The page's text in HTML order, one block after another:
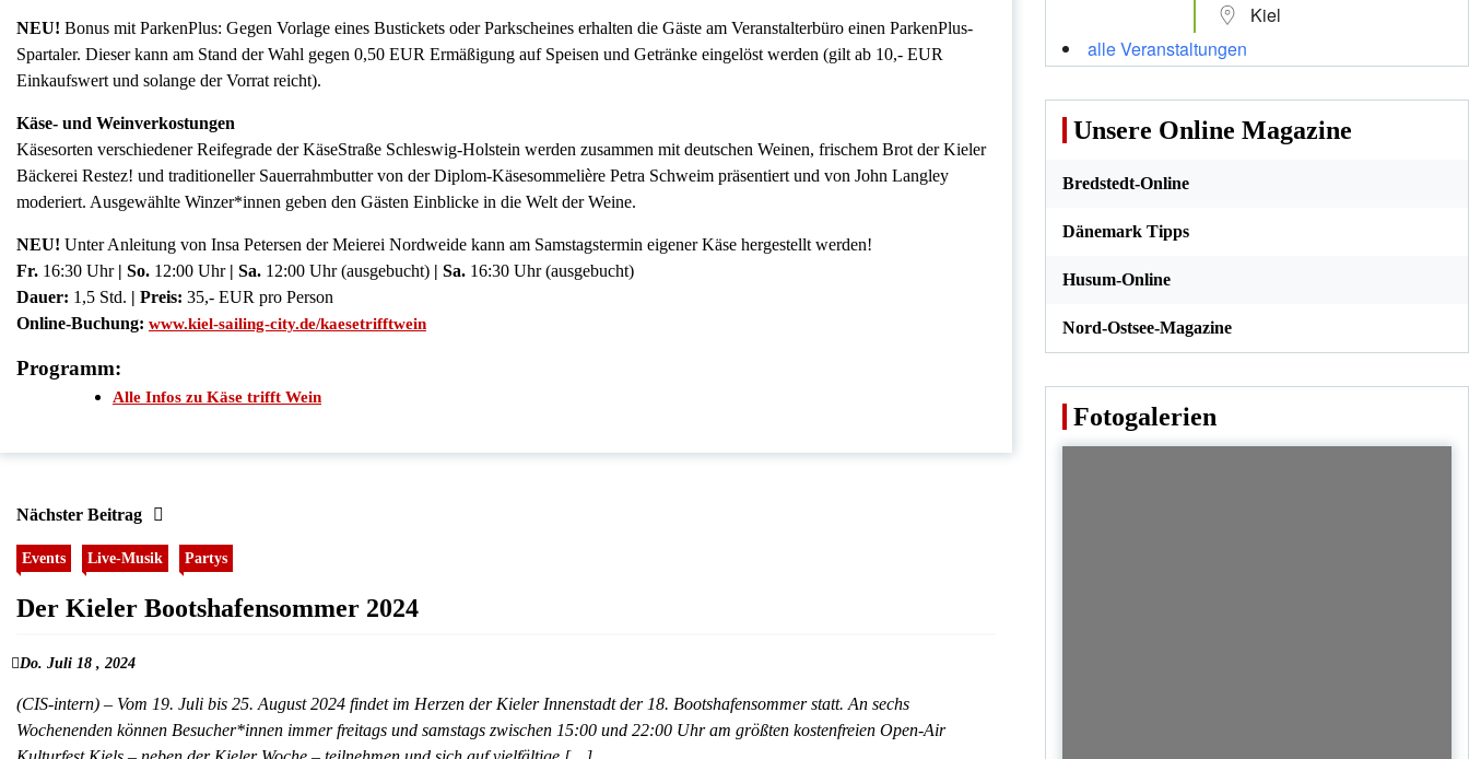
NEU! Bonus mit ParkenPlus: Gegen Vorlage eines Bustickets oder Parkscheines erhalten die Gäste am Veranstalterbüro einen ParkenPlus-
Spartaler. Dieser kann am Stand der Wahl gegen 0,50 EUR Ermäßigung auf Speisen und Getränke eingelöst werden (gilt ab 10,- EUR
Einkaufswert und solange der Vorrat reicht).
Käse- und Weinverkostungen
Käsesorten verschiedener Reifegrade der KäseStraße Schleswig-Holstein werden zusammen mit deutschen Weinen, frischem Brot der Kieler
Bäckerei Restez! und traditioneller Sauerrahmbutter von der Diplom-Käsesommelière Petra Schweim präsentiert und von John Langley
moderiert. Ausgewählte Winzer*innen geben den Gästen Einblicke in die Welt der Weine.
NEU! Unter Anleitung von Insa Petersen der Meierei Nordweide kann am Samstagstermin eigener Käse hergestellt werden!
Fr. 16:30 Uhr| So. 12:00 Uhr| Sa. 12:00 Uhr (ausgebucht) | Sa. 16:30 Uhr (ausgebucht)
Dauer: 1,5 Std. | Preis: 35,- EUR pro Person
Online-Buchung: www.kiel-sailing-city.de/kaesetrifftwein
Programm:
Alle Infos zu Käse trifft Wein
Nächster Beitrag
Events Live-Musik Partys
Der Kieler Bootshafensommer 2024
Do. Juli 18 , 2024
(CIS-intern) – Vom 19. Juli bis 25. August 2024 findet im Herzen der Kieler Innenstadt der 18. Bootshafensommer statt. An sechs
Wochenenden können Besucher*innen immer freitags und samstags zwischen 15:00 und 22:00 Uhr am größten kostenfreien Open-Air
Kiel
alle Veranstaltungen
Unsere Online Magazine
Bredstedt-Online
Dänemark Tipps
Husum-Online
Nord-Ostsee-Magazine
Fotogalerien